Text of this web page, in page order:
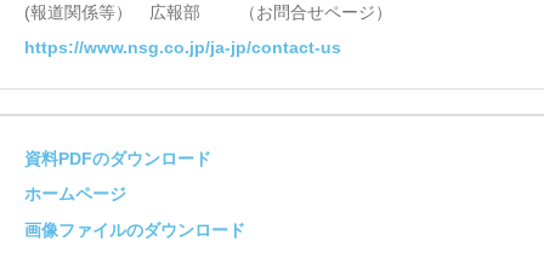
(報道関係等） 広報部 （お問合せページ）
https://www.nsg.co.jp/ja-jp/contact-us
資料PDFのダウンロード
ホームページ
画像ファイルのダウンロード